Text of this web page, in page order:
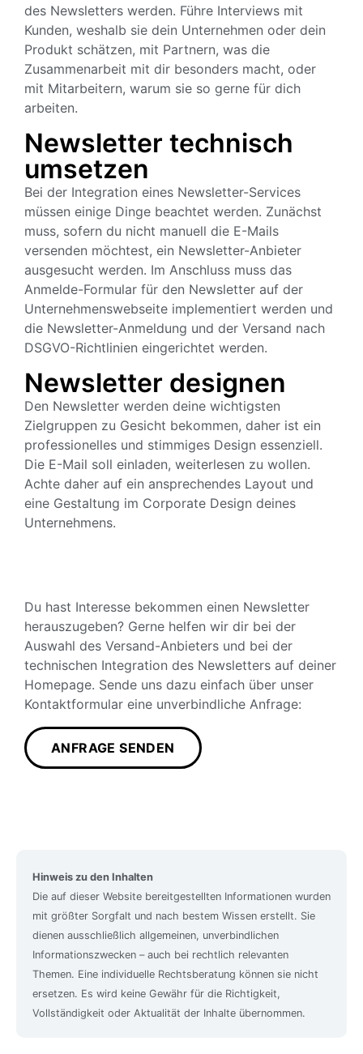
des Newsletters werden. Führe Interviews mit
Kunden, weshalb sie dein Unternehmen oder dein
Produkt schätzen, mit Partnern, was die
Zusammenarbeit mit dir besonders macht, oder
mit Mitarbeitern, warum sie so gerne für dich
arbeiten.
Newsletter technisch
umsetzen
Bei der Integration eines Newsletter-Services
müssen einige Dinge beachtet werden. Zunächst
muss, sofern du nicht manuell die E-Mails
versenden möchtest, ein Newsletter-Anbieter
ausgesucht werden. Im Anschluss muss das
Anmelde-Formular für den Newsletter auf der
Unternehmenswebseite implementiert werden und
die Newsletter-Anmeldung und der Versand nach
DSGVO-Richtlinien eingerichtet werden.
Newsletter designen
Den Newsletter werden deine wichtigsten
Zielgruppen zu Gesicht bekommen, daher ist ein
professionelles und stimmiges Design essenziell.
Die E-Mail soll einladen, weiterlesen zu wollen.
Achte daher auf ein ansprechendes Layout und
eine Gestaltung im Corporate Design deines
Unternehmens.
Du hast Interesse bekommen einen Newsletter
herauszugeben? Gerne helfen wir dir bei der
Auswahl des Versand-Anbieters und bei der
technischen Integration des Newsletters auf deiner
Homepage. Sende uns dazu einfach über unser
Kontaktformular eine unverbindliche Anfrage:
ANFRAGE SENDEN
Hinweis zu den Inhalten
Die auf dieser Website bereitgestellten Informationen wurden
mit größter Sorgfalt und nach bestem Wissen erstellt. Sie
dienen ausschließlich allgemeinen, unverbindlichen
Informationszwecken – auch bei rechtlich relevanten
Themen. Eine individuelle Rechtsberatung können sie nicht
ersetzen. Es wird keine Gewähr für die Richtigkeit,
Vollständigkeit oder Aktualität der Inhalte übernommen.